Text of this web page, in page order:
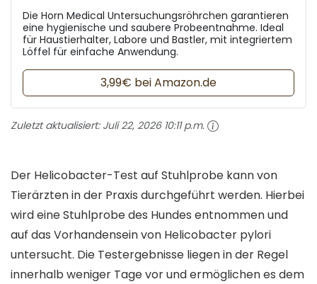
Die Horn Medical Untersuchungsröhrchen garantieren
eine hygienische und saubere Probeentnahme. Ideal
für Haustierhalter, Labore und Bastler, mit integriertem
Löffel für einfache Anwendung.
3,99€ bei Amazon.de
Zuletzt aktualisiert: Juli 22, 2026 10:11 p.m.
Der Helicobacter-Test auf Stuhlprobe kann von
Tierärzten in der Praxis durchgeführt werden. Hierbei
wird eine Stuhlprobe des Hundes entnommen und
auf das Vorhandensein von Helicobacter pylori
untersucht. Die Testergebnisse liegen in der Regel
innerhalb weniger Tage vor und ermöglichen es dem